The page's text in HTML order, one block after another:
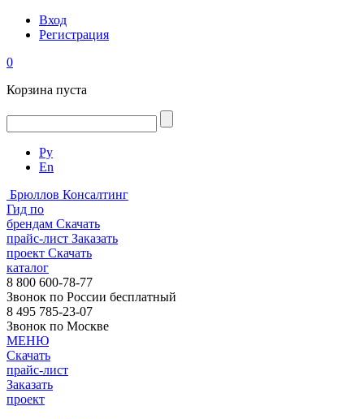
Вход
Регистрация
0
Корзина пуста
Ру
En
Брюллов Консалтинг
Гид по
брендам Скачать
прайс-лист Заказать
проект Скачать
каталог
8 800 600-78-77
Звонок по России бесплатный
8 495 785-23-07
Звонок по Москве
МЕНЮ
Скачать
прайс-лист
Заказать
проект